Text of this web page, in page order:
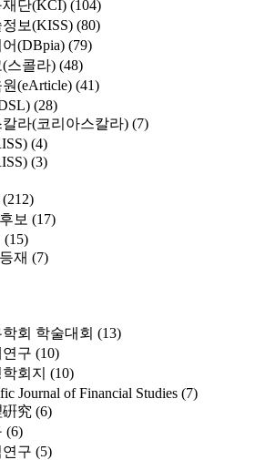
단(KCI) (104)
보(KISS) (80)
(DBpia) (79)
스콜라) (48)
(eArticle) (41)
(28)
칼라(코리아스칼라) (7)
(4)
(3)
(212)
보 (17)
(15)
재 (7)
회 학술대회 (13)
구 (10)
회지 (10)
Journal of Financial Studies (7)
究 (6)
(6)
구 (5)